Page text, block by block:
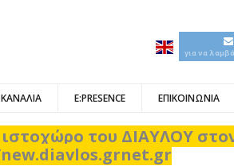
για να
ΚΑΝΑΛΙΑ E:PRESENCE ΕΠΙΚΟΙΝΩΝΙΑ
του ΔΙΑΥΛΟΥ